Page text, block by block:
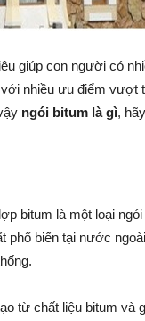
giúp con người có
nhiều ưu điểm vượt
ngói bitum là gì,
bitum là một loại
phổ biến tại nước
từ chất liệu bitum và